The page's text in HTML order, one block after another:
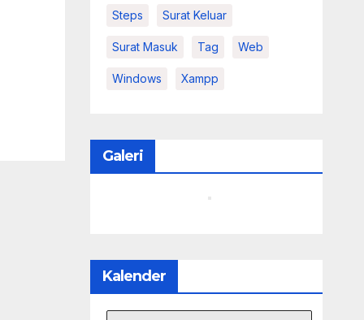
Steps Surat Keluar
Surat Masuk Tag Web
Windows Xampp
Galeri
Kalender